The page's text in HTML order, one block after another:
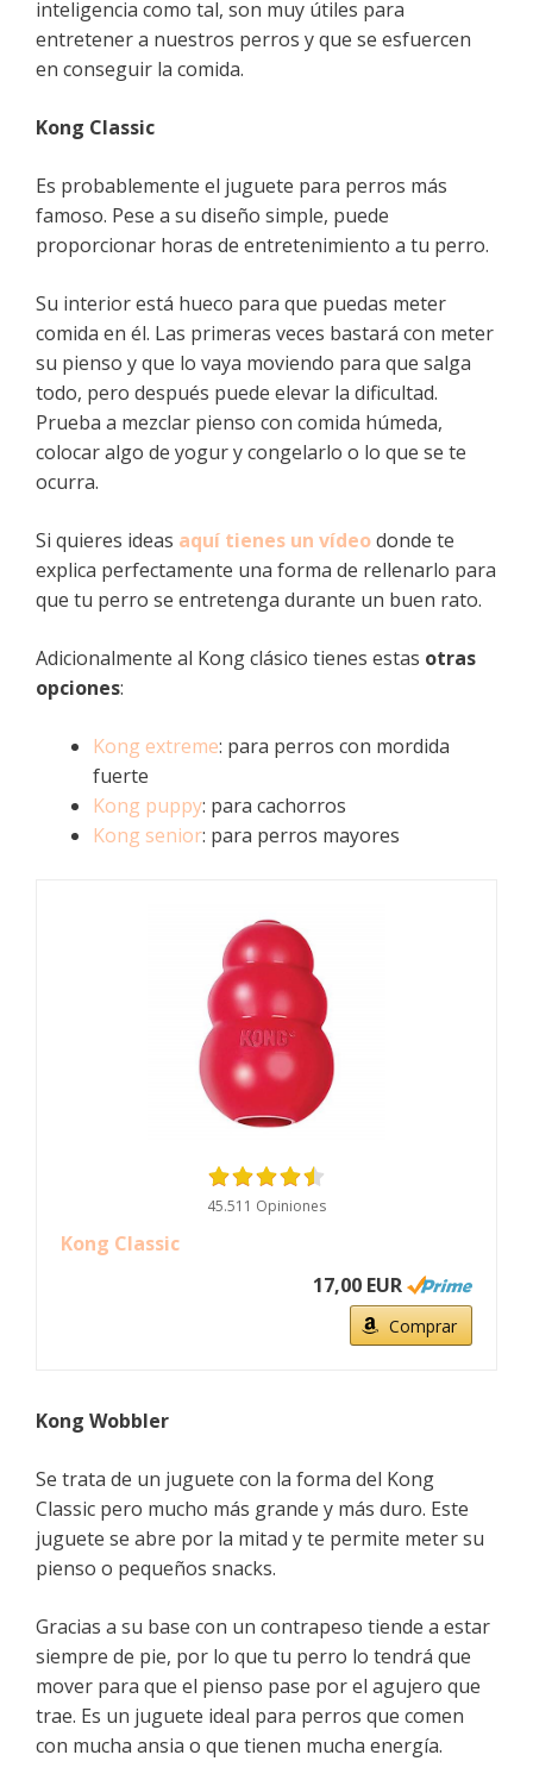
inteligencia como tal, son muy útiles para
entretener a nuestros perros y que se esfuercen
en conseguir la comida.
Kong Classic
Es probablemente el juguete para perros más
famoso. Pese a su diseño simple, puede
proporcionar horas de entretenimiento a tu perro.
Su interior está hueco para que puedas meter
comida en él. Las primeras veces bastará con meter
su pienso y que lo vaya moviendo para que salga
todo, pero después puede elevar la dificultad.
Prueba a mezclar pienso con comida húmeda,
colocar algo de yogur y congelarlo o lo que se te
ocurra.
Si quieres ideas aquí tienes un vídeodonde te
explica perfectamente una forma de rellenarlo para
que tu perro se entretenga durante un buen rato.
Adicionalmente al Kong clásico tienes estas otras
opciones:
Kong extreme: para perros con mordida
fuerte
Kong puppy: para cachorros
Kong senior: para perros mayores
45.511 Opiniones
Kong Classic
17,00 EUR
Comprar
Kong Wobbler
Se trata de un juguete con la forma del Kong
Classic pero mucho más grande y más duro. Este
juguete se abre por la mitad y te permite meter su
pienso o pequeños snacks.
Gracias a su base con un contrapeso tiende a estar
siempre de pie, por lo que tu perro lo tendrá que
mover para que el pienso pase por el agujero que
trae. Es un juguete ideal para perros que comen
con mucha ansia o que tienen mucha energía.